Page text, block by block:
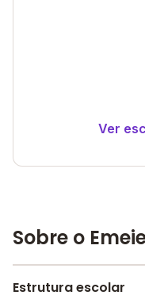
Ver
Sobre o
Estrutura escolar